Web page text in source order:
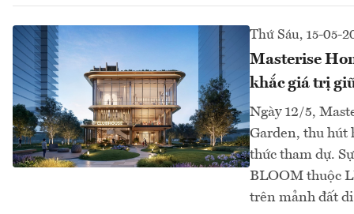
Thứ Sáu, 15-05-
Masterise
khắc giá trị
Ngày 12/5,
Garden, thu hút
thức tham dự.
BLOOM thuộc
trên mảnh đất